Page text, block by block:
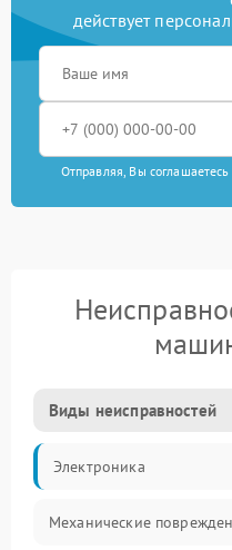
действует
Отправляя, Вы соглашаетесь
Виды неисправностей
Электроника
Механические